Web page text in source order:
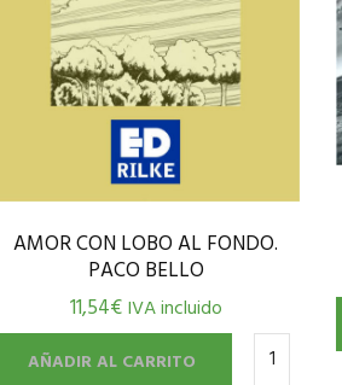
AMOR CON LOBO AL FONDO.
PACO BELLO
11,54€ IVA incluido
AÑADIR AL CARRITO